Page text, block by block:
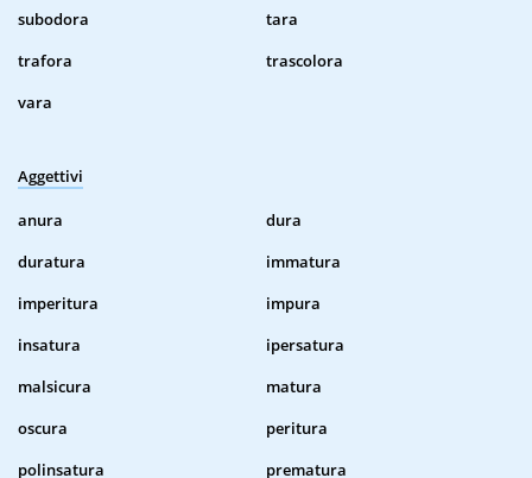
subodora
tara
trafora
trascolora
vara
Aggettivi
anura
dura
duratura
immatura
imperitura
impura
insatura
ipersatura
malsicura
matura
oscura
peritura
polinsatura
prematura